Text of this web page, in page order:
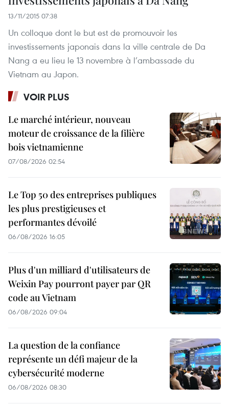
13/11/2015 07:38
Un colloque dont le but est de promouvoir les
investissements japonais dans la ville centrale de Da
Nang a eu lieu le 13 novembre à l’ambassade du
Vietnam au Japon.
VOIR PLUS
Le marché intérieur, nouveau
moteur de croissance de la filière
bois vietnamienne
07/08/2026 02:54
Le Top 50 des entreprises publiques
les plus prestigieuses et
performantes dévoilé
06/08/2026 16:05
Plus d'un milliard d'utilisateurs de
Weixin Pay pourront payer par QR
code au Vietnam
06/08/2026 09:04
La question de la confiance
représente un défi majeur de la
cybersécurité moderne
06/08/2026 08:30